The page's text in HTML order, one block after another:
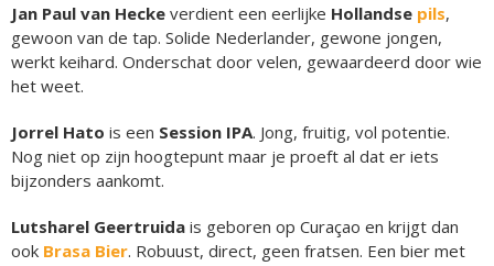
Jan Paul van Hecke verdient een eerlijke Hollandse pils,
gewoon van de tap. Solide Nederlander, gewone jongen,
werkt keihard. Onderschat door velen, gewaardeerd door wie
het weet.
Jorrel Hato is een Session IPA. Jong, fruitig, vol potentie.
Nog niet op zijn hoogtepunt maar je proeft al dat er iets
bijzonders aankomt.
Lutsharel Geertruida is geboren op Curaçao en krijgt dan
ook Brasa Bier. Robuust, direct, geen fratsen. Een bier met